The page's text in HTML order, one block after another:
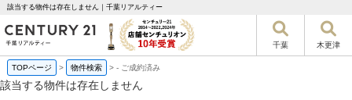
該当する物件は存在しません｜千葉リアルティー
千葉 木更津
TOPページ > 物件検索 >- ご成約済み
該当する物件は存在しません